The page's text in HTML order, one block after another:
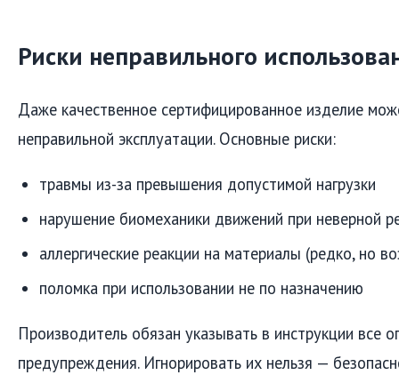
Риски неправильного
Даже качественное сертифицированное изделие
неправильной эксплуатации. Основные риски:
травмы из-за превышения допустимой нагрузки
нарушение биомеханики движений при неверной
аллергические реакции на материалы (редко, но
поломка при использовании не по назначению
Производитель обязан указывать в инструкции все
предупреждения. Игнорировать их нельзя —